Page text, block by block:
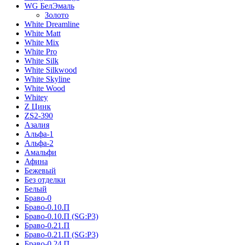
WG БелЭмаль
Золото
White Dreamline
White Matt
White Mix
White Pro
White Silk
White Silkwood
White Skyline
White Wood
Whitey
Z Цинк
ZS2-390
Азалия
Альфа-1
Альфа-2
Амальфи
Афина
Бежевый
Без отделки
Белый
Браво-0
Браво-0.10.П
Браво-0.10.П (SG:P3)
Браво-0.21.П
Браво-0.21.П (SG:P3)